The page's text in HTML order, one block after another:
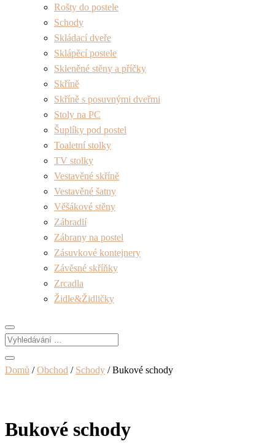
Rošty do postele
Schody
Skládací dveře
Sklápěcí postele
Skleněné stěny a příčky
Skříně
Skříně s posuvnými dveřmi
Stoly na PC
Šuplíky pod postel
Toaletní stolky
TV stolky
Vestavěné skříně
Vestavěné šatny
Věšákové stěny
Zábradlí
Zábrany na postel
Zásuvkové kontejnery
Závěsné skříňky
Zrcadla
Židle&Židličky
Domů /Obchod / Schody / Bukové schody
Bukové schody